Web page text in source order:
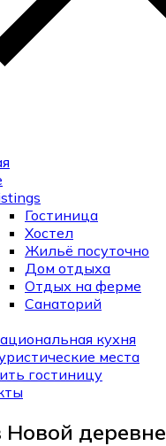
Гостиница
Хостел
Жильё посуточно
Дом отдыха
Отдых на ферме
Санаторий
кухня
места
гостиницу
Новой деревне